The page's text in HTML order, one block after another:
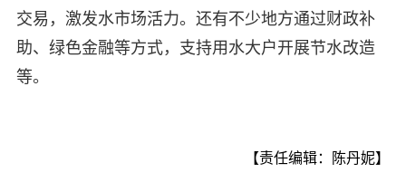
交易，激发水市场活力。还有不少地方通过财政补
助、绿色金融等方式，支持用水大户开展节水改造
等。
【责任编辑：陈丹妮】